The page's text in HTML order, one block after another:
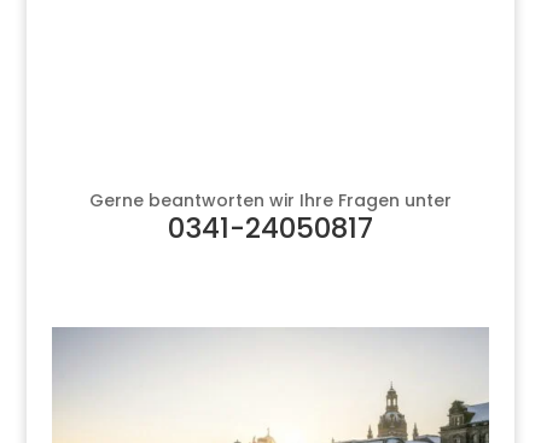
Gerne beantworten wir Ihre Fragen unter
0341-24050817